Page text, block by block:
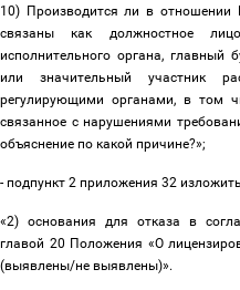
10) Производится ли в
связаны как должностное
исполнительного органа, главный
или значительный участник
регулирующими органами, в том
связанное с нарушениями
объяснение по какой причине?»;
- подпункт 2 приложения 32
«2) основания для отказа в
главой 20 Положения «О
(выявлены/не выявлены)».